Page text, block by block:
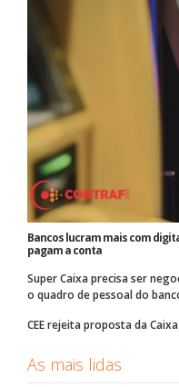
Bancos lucram mais com
pagam a conta
Super Caixa precisa ser
o quadro de pessoal do
CEE rejeita proposta da
As mais lidas